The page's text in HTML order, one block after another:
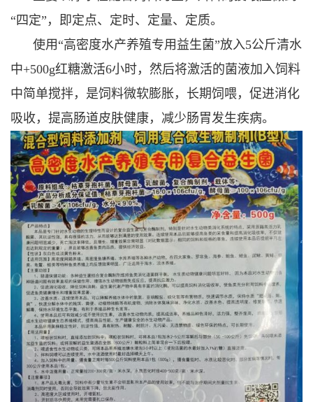
“四定”，即定点、定时、定量、定质。
使用“高密度水产养殖专用益生菌”放入5公斤清水
中+500g红糖激活6小时，然后将激活的菌液加入饲料
中简单搅拌，是饲料微软膨胀，长期饲喂，促进消化
吸收，提高肠道皮肤健康，减少肠胃发生疾病。